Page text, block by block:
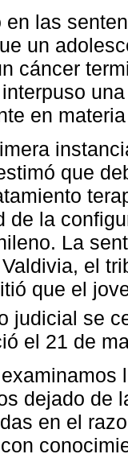
en las
un
cáncer
en
que
de la
La
el
que el
judicial se
el 21 de
dejado de
en el